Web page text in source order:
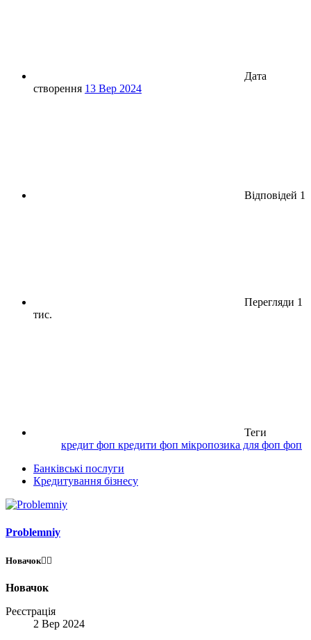
Дата
створення 13 Вер 2024
Відповідей 1
Перегляди 1
тис.
Теги
кредит фоп кредити фоп мікропозика для фоп фоп
Банківські послуги
Кредитування бізнесу
Problemniy
Новачок😶‍🌫️
Новачок
Реєстрація
2 Вер 2024